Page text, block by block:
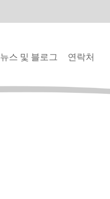
뉴스 및 블로그 연락처